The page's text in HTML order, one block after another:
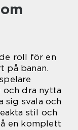
roll för en
på banan.
och dra nytta
sig svala och
stil och
en komplett